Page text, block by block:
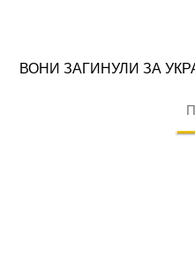
ВОНИ ЗАГИНУЛИ ЗА